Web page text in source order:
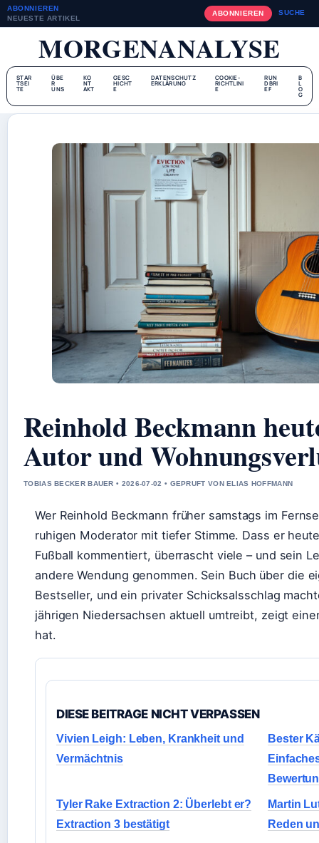
ABONNIEREN
NEUESTE ARTIKEL
ABONNIEREN SUCHE
MORGENANALYSE
STAR
TSEI
TE
ÜBE
R
UNS
KO
NT
AKT
GESC
HICHT
E
DATENSCHUTZ
ERKLÄRUNG
COOKIE-
RICHTLINI
E
RUN
DBRI
EF
B
L
O
G
Reinhold Beckmann
Autor und
TOBIAS BECKER BAUER • 2026-07-02 • GEPRUFT VON ELIAS HOFFMANN
Wer Reinhold Beckmann früher samstags im
ruhigen Moderator mit tiefer Stimme. Dass er
Fußball kommentiert, überrascht viele – und sein
andere Wendung genommen. Sein Buch über die
Bestseller, und ein privater Schicksalsschlag
jährigen Niedersachsen aktuell umtreibt, zeigt
hat.
DIESE BEITRAGE NICHT VERPASSEN
Vivien Leigh: Leben, Krankheit und
Vermächtnis
Bester
Tyler Rake Extraction 2: Überlebt er?
Extraction 3 bestätigt
Martin
Reden